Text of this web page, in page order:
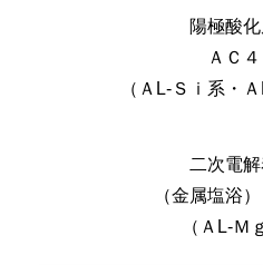
陽極酸
ＡＣ
（ＡL-Ｓｉ系・
二次電
（金属塩浴
（ＡL-Ｍ